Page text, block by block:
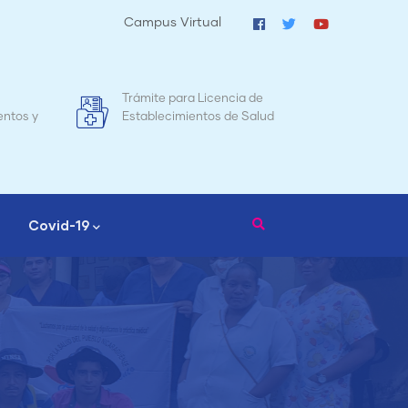
Campus Virtual
y
Trámite para Licencia de
Establecimientos de Salud
Covid-19